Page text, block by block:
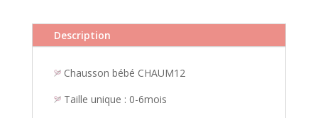
Petit
Description
Chausson bébé CHAUM12
Taille unique : 0-6mois